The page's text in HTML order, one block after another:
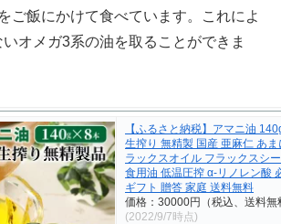
ご飯にかけて食べています。これによ
オメガ3系の油を取ることができま
【ふるさと納税】アマニ油
生搾り 無精製 国産 亜麻仁 あ
ラックスオイル フラックスシ
食用油 低温圧搾 α-リノレン酸
ギフト 贈答 家庭 送料無料
価格：30000円（税込、送料無
(2022/9/7時点)